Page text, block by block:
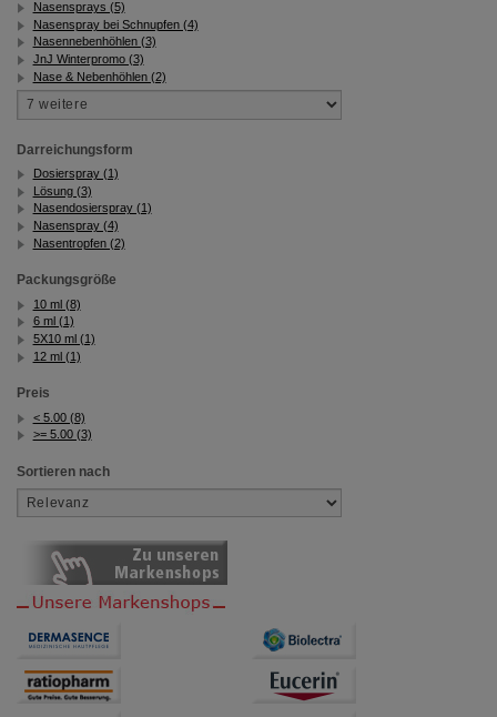
Dritte wie z.B. Google oder soziale Medien
übertragen werden.
Nasensprays (5)
Nasenspray bei Schnupfen (4)
Nasennebenhöhlen (3)
JnJ Winterpromo (3)
Nase & Nebenhöhlen (2)
Darreichungsform
Dosierspray (1)
Lösung (3)
Nasendosierspray (1)
Nasenspray (4)
Nasentropfen (2)
Packungsgröße
10 ml (8)
6 ml (1)
5X10 ml (1)
12 ml (1)
Preis
< 5.00 (8)
>= 5.00 (3)
Sortieren nach